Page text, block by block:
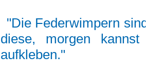
"Die Federwimpern
diese, morgen
aufkleben."